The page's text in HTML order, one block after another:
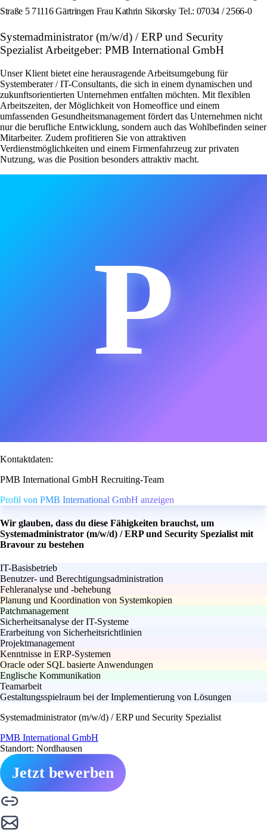
Straße 5 71116 Gärtringen Frau Kathrin Sikorsky Tel.: 07034 / 2566-0
Systemadministrator (m/w/d) / ERP und Security
Spezialist Arbeitgeber: PMB International GmbH
Unser Klient bietet eine herausragende Arbeitsumgebung für
Systemberater / IT-Consultants, die sich in einem dynamischen und
zukunftsorientierten Unternehmen entfalten möchten. Mit flexiblen
Arbeitszeiten, der Möglichkeit von Homeoffice und einem
umfassenden Gesundheitsmanagement fördert das Unternehmen nicht
nur die berufliche Entwicklung, sondern auch das Wohlbefinden seiner
Mitarbeiter. Zudem profitieren Sie von attraktiven
Verdienstmöglichkeiten und einem Firmenfahrzeug zur privaten
Nutzung, was die Position besonders attraktiv macht.
P
Kontaktdaten:
PMB International GmbH Recruiting-Team
Profil von PMB International GmbH anzeigen
Wir glauben, dass du diese Fähigkeiten brauchst, um
Systemadministrator (m/w/d) / ERP und Security Spezialist mit
Bravour zu bestehen
IT-Basisbetrieb
Benutzer- und Berechtigungsadministration
Fehleranalyse und -behebung
Planung und Koordination von Systemkopien
Patchmanagement
Sicherheitsanalyse der IT-Systeme
Erarbeitung von Sicherheitsrichtlinien
Projektmanagement
Kenntnisse in ERP-Systemen
Oracle oder SQL basierte Anwendungen
Englische Kommunikation
Teamarbeit
Gestaltungsspielraum bei der Implementierung von Lösungen
Systemadministrator (m/w/d) / ERP und Security Spezialist
PMB International GmbH
Standort: Nordhausen
Jetzt bewerben